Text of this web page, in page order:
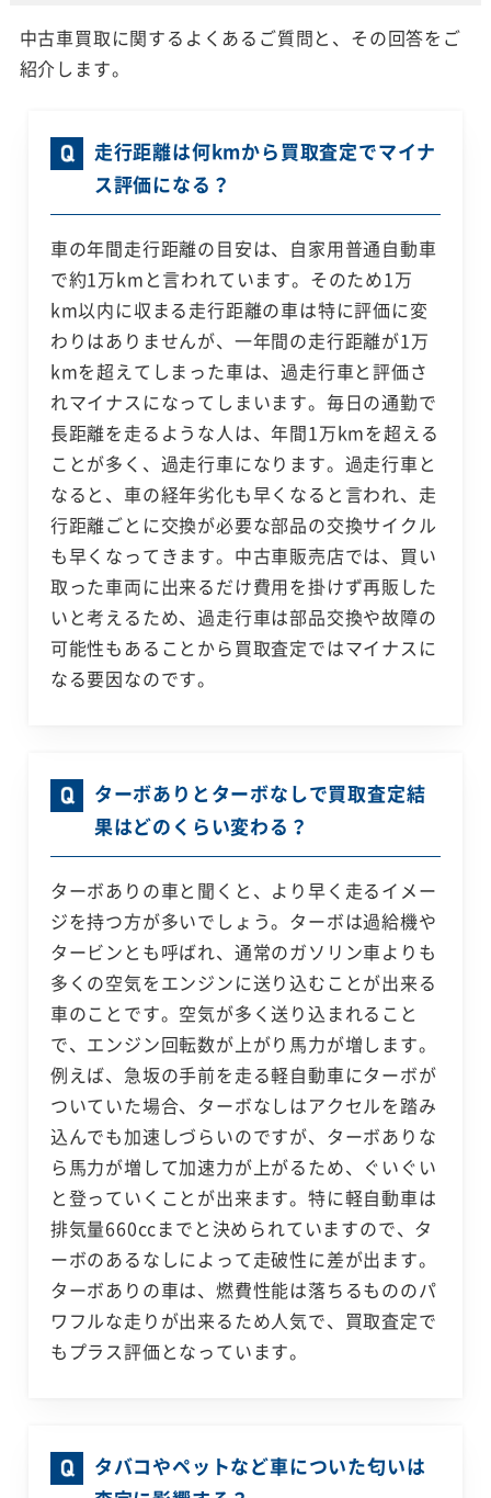
中古車買取に関するよくあるご質問と、その回答をご
紹介します。
走行距離は何kmから買取査定でマイナ
ス評価になる？
車の年間走行距離の目安は、自家用普通自動車
で約1万kmと言われています。そのため1万
km以内に収まる走行距離の車は特に評価に変
わりはありませんが、一年間の走行距離が1万
kmを超えてしまった車は、過走行車と評価さ
れマイナスになってしまいます。毎日の通勤で
長距離を走るような人は、年間1万kmを超える
ことが多く、過走行車になります。過走行車と
なると、車の経年劣化も早くなると言われ、走
行距離ごとに交換が必要な部品の交換サイクル
も早くなってきます。中古車販売店では、買い
取った車両に出来るだけ費用を掛けず再販した
いと考えるため、過走行車は部品交換や故障の
可能性もあることから買取査定ではマイナスに
なる要因なのです。
ターボありとターボなしで買取査定結
果はどのくらい変わる？
ターボありの車と聞くと、より早く走るイメー
ジを持つ方が多いでしょう。ターボは過給機や
タービンとも呼ばれ、通常のガソリン車よりも
多くの空気をエンジンに送り込むことが出来る
車のことです。空気が多く送り込まれること
で、エンジン回転数が上がり馬力が増します。
例えば、急坂の手前を走る軽自動車にターボが
ついていた場合、ターボなしはアクセルを踏み
込んでも加速しづらいのですが、ターボありな
ら馬力が増して加速力が上がるため、ぐいぐい
と登っていくことが出来ます。特に軽自動車は
排気量660ccまでと決められていますので、タ
ーボのあるなしによって走破性に差が出ます。
ターボありの車は、燃費性能は落ちるもののパ
ワフルな走りが出来るため人気で、買取査定で
もプラス評価となっています。
タバコやペットなど車についた匂いは